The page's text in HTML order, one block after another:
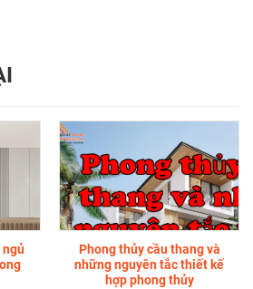
ngủ
Phong thủy cầu thang và
những nguyên tắc thiết kế
hợp phong thủy